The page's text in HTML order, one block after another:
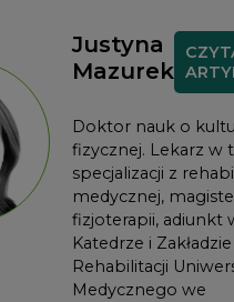
Justyna
Mazurek
Doktor nauk o
fizycznej. Lekarz w
specjalizacji z
medycznej,
fizjoterapii, adiunkt
Katedrze i Zakładzie
Rehabilitacji
Medycznego we